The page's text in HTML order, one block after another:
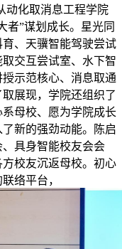
动化取消息工程学院
者”谋划成长。星光同
、天骥智能驾驶尝试
交互尝试室、水下智
示范核心、消息取通
展现，学院还组织了
母校、愿为学院成长
新的强劲动能。陈启
具身智能校友会会
校友沉返母校。初心
络平台，